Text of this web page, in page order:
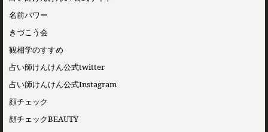
名前パワー
きづこう会
観相学のすすめ
占い師けんけん公式twitter
占い師けんけん公式Instagram
顔チェック
顔チェックBEAUTY